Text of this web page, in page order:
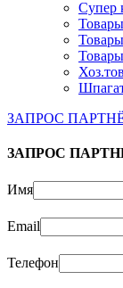
Супер
ЗАПРОС
ЗАПРОС
Имя
Email
Телефон